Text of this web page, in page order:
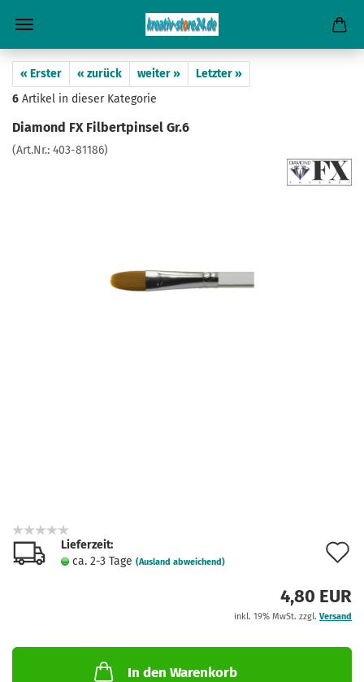
« Erster « zurück weiter »
Letzter »
6 Artikel in dieser Kategorie
Diamond FX Filbertpinsel Gr.6
(Art.Nr.: 403-81186)
Lieferzeit:
ca. 2-3 Tage (Ausland abweichend)
4,80 EUR
inkl. 19% MwSt. zzgl. Versand
In den Warenkorb